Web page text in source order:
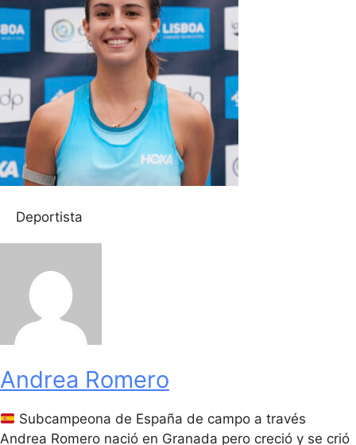
Deportista
Andrea Romero
Subcampeona de España de campo a través
Andrea Romero nació en Granada pero creció y se crió